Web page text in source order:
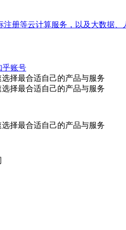
册等云计算服务，以及大数据
乎账号